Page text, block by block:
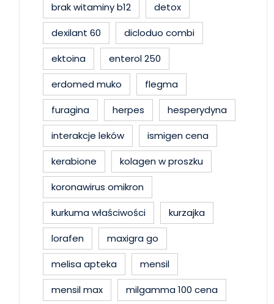
brak witaminy b12
detox
dexilant 60
dicloduo combi
ektoina
enterol 250
erdomed muko
flegma
furagina
herpes
hesperydyna
interakcje leków
ismigen cena
kerabione
kolagen w proszku
koronawirus omikron
kurkuma właściwości
kurzajka
lorafen
maxigra go
melisa apteka
mensil
mensil max
milgamma 100 cena